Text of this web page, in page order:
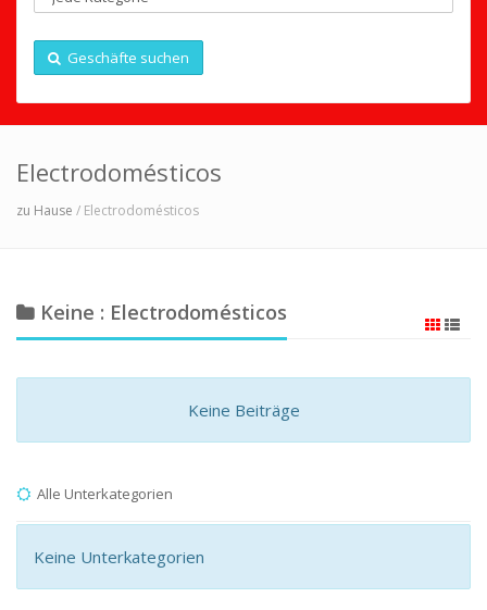
Geschäfte suchen
Electrodomésticos
zu Hause / Electrodomésticos
Keine : Electrodomésticos
Keine Beiträge
Alle Unterkategorien
Keine Unterkategorien